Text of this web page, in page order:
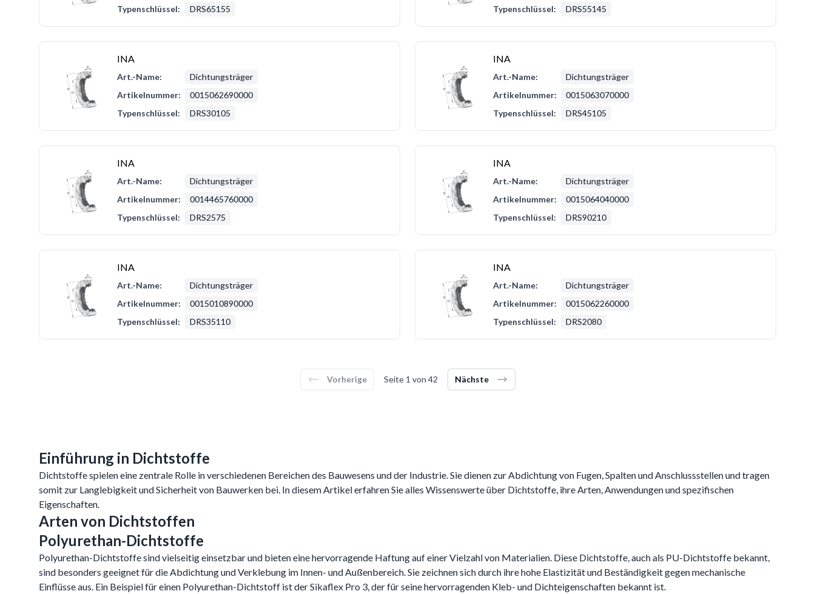
Typenschlüssel:
DRS65155
Typenschlüssel:
DRS55145
INA
Art.-Name:
Dichtungsträger
Artikelnummer:
0015062690000
Typenschlüssel:
DRS30105
INA
Art.-Name:
Dichtungsträger
Artikelnummer:
0015063070000
Typenschlüssel:
DRS45105
INA
Art.-Name:
Dichtungsträger
Artikelnummer:
0014465760000
Typenschlüssel:
DRS2575
INA
Art.-Name:
Dichtungsträger
Artikelnummer:
0015064040000
Typenschlüssel:
DRS90210
INA
Art.-Name:
Dichtungsträger
Artikelnummer:
0015010890000
Typenschlüssel:
DRS35110
INA
Art.-Name:
Dichtungsträger
Artikelnummer:
0015062260000
Typenschlüssel:
DRS2080
Vorherige Seite 1 von 42 Nächste
Einführung in Dichtstoffe
Dichtstoffe spielen eine zentrale Rolle in verschiedenen Bereichen des Bauwesens und der Industrie. Sie dienen zur Abdichtung von Fugen, Spalten und Anschlussstellen und tragen
somit zur Langlebigkeit und Sicherheit von Bauwerken bei. In diesem Artikel erfahren Sie alles Wissenswerte über Dichtstoffe, ihre Arten, Anwendungen und spezifischen
Eigenschaften.
Arten von Dichtstoffen
Polyurethan-Dichtstoffe
Polyurethan-Dichtstoffe sind vielseitig einsetzbar und bieten eine hervorragende Haftung auf einer Vielzahl von Materialien. Diese Dichtstoffe, auch als PU-Dichtstoffe bekannt,
sind besonders geeignet für die Abdichtung und Verklebung im Innen- und Außenbereich. Sie zeichnen sich durch ihre hohe Elastizität und Beständigkeit gegen mechanische
Einflüsse aus. Ein Beispiel für einen Polyurethan-Dichtstoff ist der Sikaflex Pro 3, der für seine hervorragenden Kleb- und Dichteigenschaften bekannt ist.